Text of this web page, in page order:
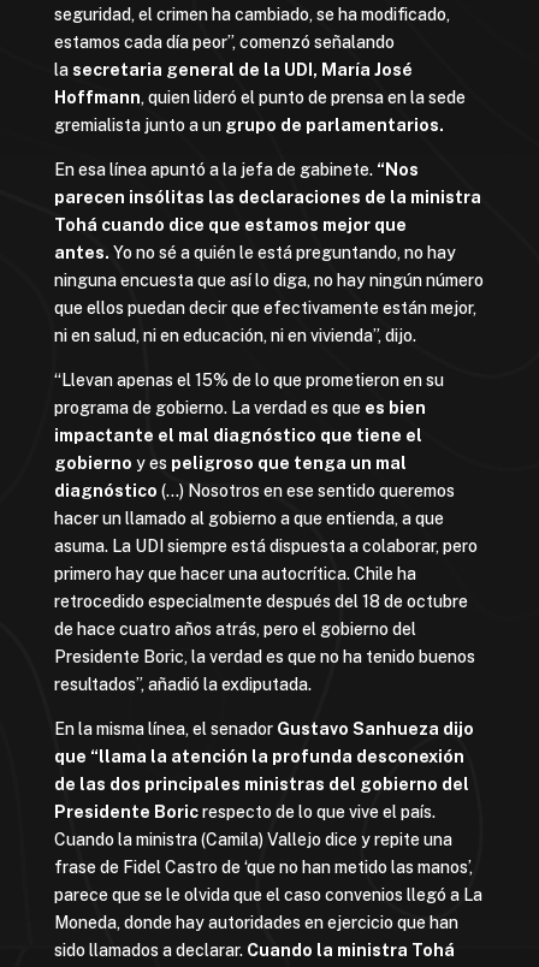
seguridad, el crimen ha cambiado, se ha modificado,
estamos cada día peor”, comenzó señalando
la secretaria general de la UDI, María José
Hoffmann, quien lideró el punto de prensa en la sede
gremialista junto a ungrupo de parlamentarios.
En esa línea apuntó a la jefa de gabinete. “Nos
parecen insólitas las declaraciones de la ministra
Tohá cuando dice que estamos mejor que
antes. Yo no sé a quién le está preguntando, no hay
ninguna encuesta que así lo diga, no hay ningún número
que ellos puedan decir que efectivamente están mejor,
ni en salud, ni en educación, ni en vivienda”, dijo.
“Llevan apenas el 15% de lo que prometieron en su
programa de gobierno. La verdad es que es bien
impactante el mal diagnóstico que tiene el
gobierno y es peligroso que tenga un mal
diagnóstico (…) Nosotros en ese sentido queremos
hacer un llamado al gobierno a que entienda, a que
asuma. La UDI siempre está dispuesta a colaborar, pero
primero hay que hacer una autocrítica. Chile ha
retrocedido especialmente después del 18 de octubre
de hace cuatro años atrás, pero el gobierno del
Presidente Boric, la verdad es que no ha tenido buenos
resultados”, añadió la exdiputada.
En la misma línea, el senador Gustavo Sanhueza dijo
que “llama la atención la profunda desconexión
de las dos principales ministras del gobierno del
Presidente Boricrespecto de lo que vive el país.
Cuando la ministra (Camila) Vallejo dice y repite una
frase de Fidel Castro de ‘que no han metido las manos’,
parece que se le olvida que el caso convenios llegó a La
Moneda, donde hay autoridades en ejercicio que han
sido llamados a declarar.Cuando la ministra Tohá